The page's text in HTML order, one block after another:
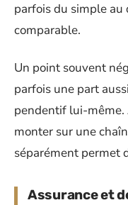
parfois du simple
comparable.
Un point souvent
parfois une part
pendentif lui-même.
monter sur une
séparément permet
Assurance et